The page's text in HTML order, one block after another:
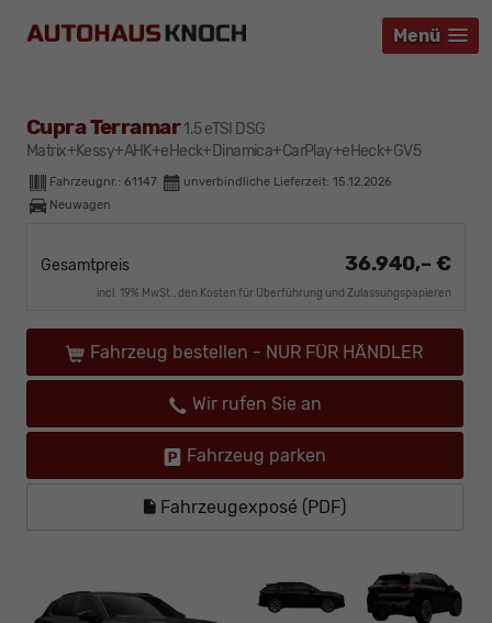
Menü
Menü
Menü
Cupra Terramar1.5 eTSI DSG
Matrix+Kessy+AHK+eHeck+Dinamica+CarPlay+eHeck+GV5
Fahrzeugnr.: 61147 unverbindliche Lieferzeit: 15.12.2026
Neuwagen
Gesamtpreis 36.940,– €
incl. 19% MwSt., den Kosten für Überführung und Zulassungspapieren
Fahrzeug bestellen - NUR FÜR HÄNDLER
Wir rufen Sie an
Fahrzeug parken
Fahrzeugexposé (PDF)